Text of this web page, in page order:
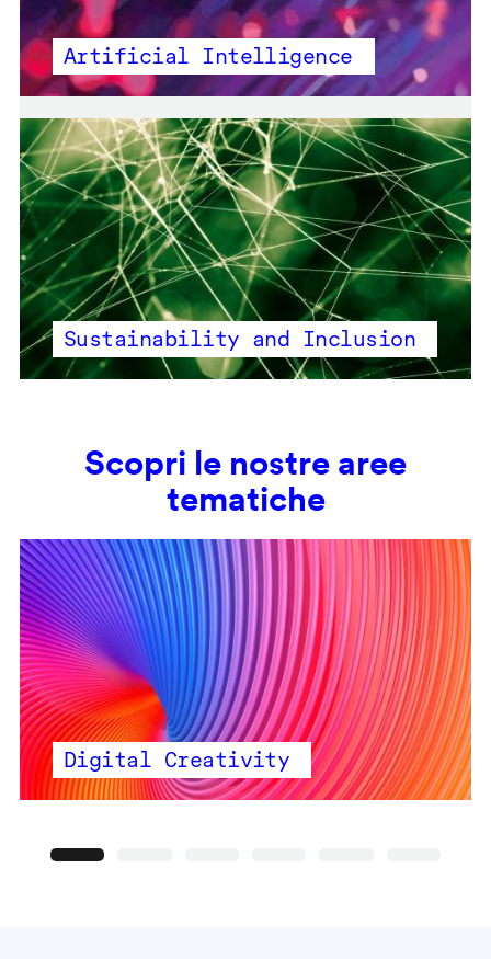
Artificial Intelligence
Sustainability and Inclusion
Scopri le nostre aree
tematiche
Digital Creativity